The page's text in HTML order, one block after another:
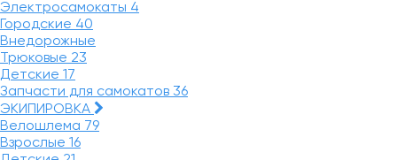
Электросамокаты 4
Городские 40
Внедорожные
Трюковые 23
Детские 17
Запчасти для самокатов 36
ЭКИПИРОВКА
Велошлема 79
Взрослые 16